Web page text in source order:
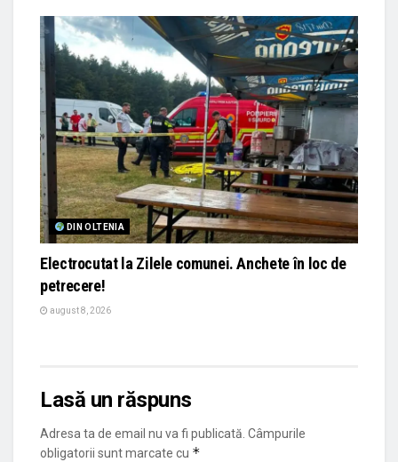
DIN OLTENIA
Electrocutat la Zilele comunei. Anchete în loc de
petrecere!
august 8, 2026
Lasă un răspuns
Adresa ta de email nu va fi publicată. Câmpurile
obligatorii sunt marcate cu *